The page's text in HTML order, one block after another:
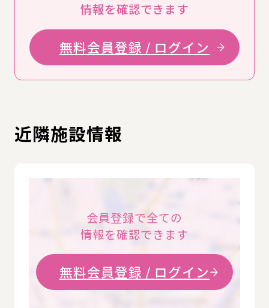
情報を確認できます
無料会員登録 / ログイン
近隣施設情報
会員登録で全ての
情報を確認できます
無料会員登録 / ログイン